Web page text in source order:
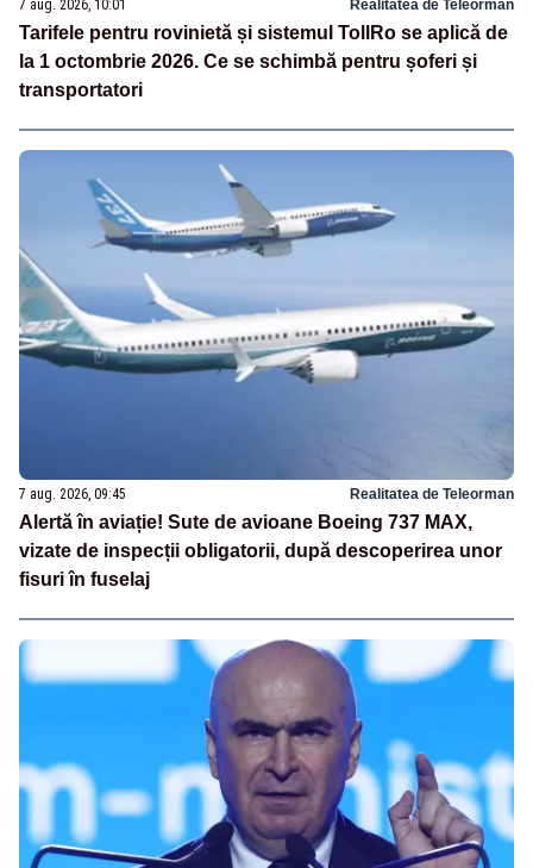
7 aug. 2026, 10:01 Realitatea de Teleorman
Tarifele pentru rovinietă și sistemul TollRo se aplică de
la 1 octombrie 2026. Ce se schimbă pentru șoferi și
transportatori
7 aug. 2026, 09:45 Realitatea de Teleorman
Alertă în aviație! Sute de avioane Boeing 737 MAX,
vizate de inspecții obligatorii, după descoperirea unor
fisuri în fuselaj